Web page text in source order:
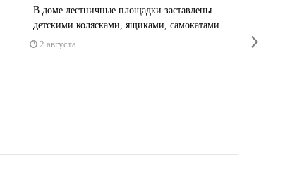
В доме лестничные площадки заставлены
детскими колясками, ящиками, самокатами
2 августа
29 июля